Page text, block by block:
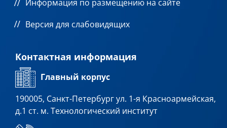
Информация по размещению на сайте
Версия для слабовидящих
Контактная информация
Главный корпус
190005, Санкт-Петербург ул. 1-я Красноармейская,
д.1 ст. м. Технологический институт